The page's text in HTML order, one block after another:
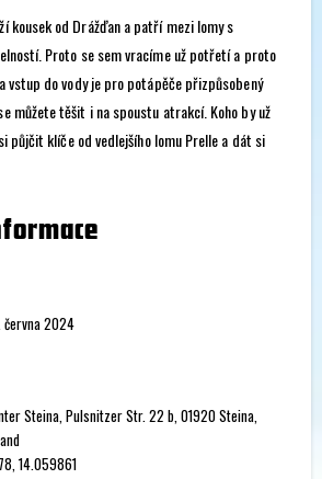
kousek od Drážďan a patří mezi lomy s
Proto se sem vracíme už potřetí a proto
vstup do vody je pro potápěče přizpůsobený
můžete těšit i na spoustu atrakcí. Koho by už
půjčit klíče od vedlejšího lomu Prelle a dát si
2024
Steina, Pulsnitzer Str. 22 b, 01920 Steina,
14.059861